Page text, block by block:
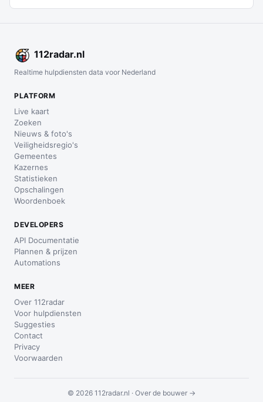
112radar.nl
Realtime hulpdiensten data voor Nederland
PLATFORM
Live kaart
Zoeken
Nieuws & foto's
Veiligheidsregio's
Gemeentes
Kazernes
Statistieken
Opschalingen
Woordenboek
DEVELOPERS
API Documentatie
Plannen & prijzen
Automations
MEER
Over 112radar
Voor hulpdiensten
Suggesties
Contact
Privacy
Voorwaarden
© 2026 112radar.nl · Over de bouwer →